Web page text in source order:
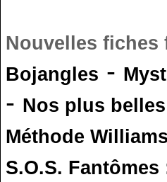
Nouvelles fiches
Bojangles -
- Nos plus
Méthode Williams
S.O.S.